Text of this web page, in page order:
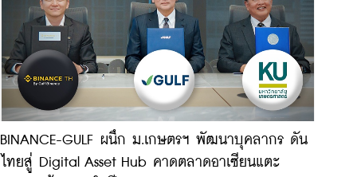
BINANCE-GULF ผนึก ม.เกษตรฯ พัฒนาบุคลากร ดัน
ไทยสู่ Digital Asset Hub คาดตลาดอาเซียนแตะ